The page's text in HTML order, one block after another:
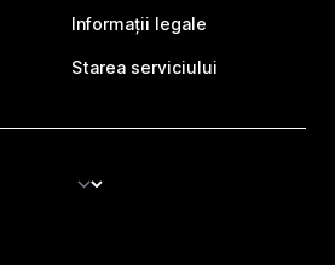
Informații legale
Starea serviciului